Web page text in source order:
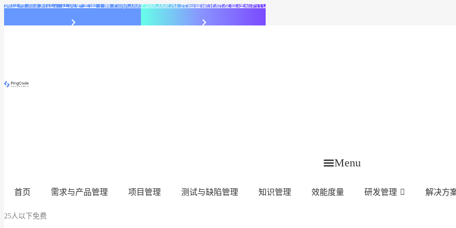
通过与 Jira 对比，让您更全面了解 PingCodePingCode AI 开始智能化研发管理新时代
Menu
首页 需求与产品管理 项目管理 测试与缺陷管理 知识管理 效能度量 研发管理 解决方
25人以下免费